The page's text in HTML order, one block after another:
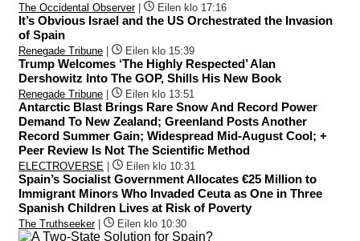
The Occidental Observer| Eilen klo 17:16
It’s Obvious Israel and the US Orchestrated the Invasion
of Spain
Renegade Tribune Eilen klo 15:39
Trump Welcomes ‘The Highly Respected’ Alan
Dershowitz Into The GOP, Shills His New Book
Renegade Tribune Eilen klo 13:51
Antarctic Blast Brings Rare Snow And Record Power
Demand To New Zealand; Greenland Posts Another
Record Summer Gain; Widespread Mid-August Cool; +
Peer Review Is Not The Scientific Method
ELECTROVERSE Eilen klo 10:31
Spain’s Socialist Government Allocates €25 Million to
Immigrant Minors Who Invaded Ceuta as One in Three
Spanish Children Lives at Risk of Poverty
The Truthseeker| Eilen klo 10:30